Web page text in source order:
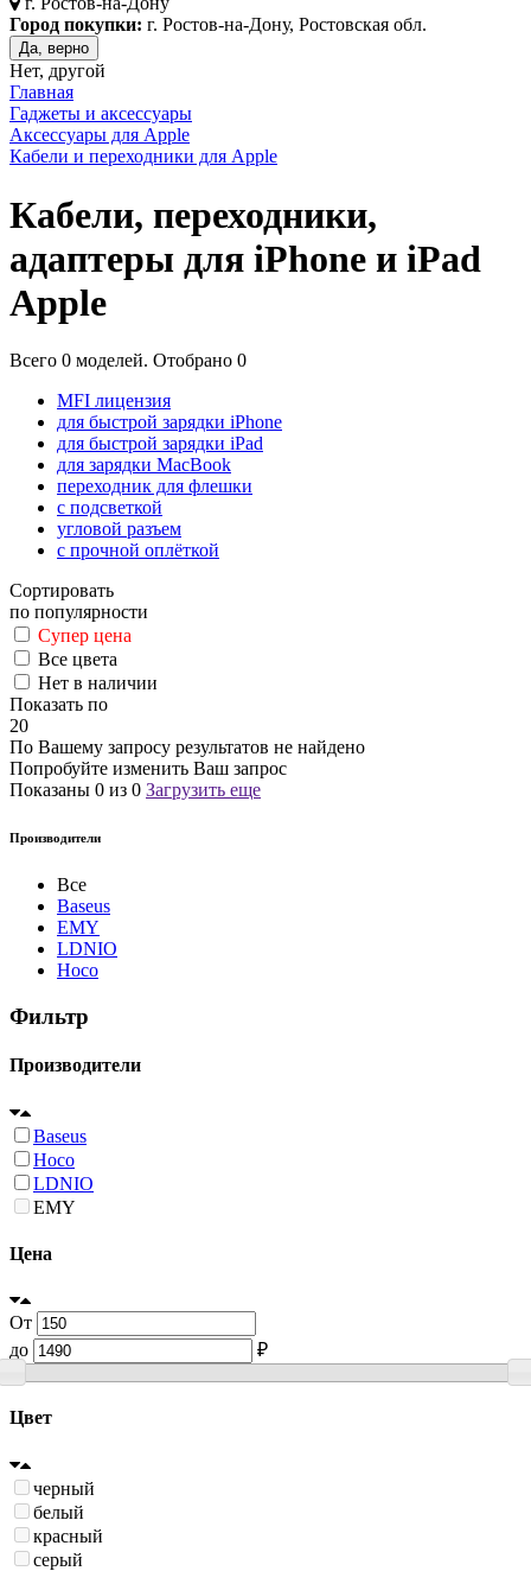
Город покупки: г. Ростов-на-Дону, Ростовская обл.
Да, верно
Нет, другой
Главная
Гаджеты и аксессуары
Аксессуары для Apple
Кабели и переходники для Apple
Кабели, переходники,
адаптеры для iPhone и iPad
Apple
Всего 0 моделей. Отобрано 0
MFI лицензия
для быстрой зарядки iPhone
для быстрой зарядки iPad
для зарядки MacBook
переходник для флешки
с подсветкой
угловой разъем
с прочной оплёткой
Сортировать
по популярности
Супер цена
Все цвета
Нет в наличии
Показать по
20
По Вашему запросу результатов не найдено
Попробуйте изменить Ваш запрос
Показаны 0 из 0 Загрузить еще
Производители
Все
Baseus
EMY
LDNIO
Hoco
Фильтр
Производители
Baseus
Hoco
LDNIO
EMY
Цена
От
до
₽
Цвет
черный
белый
красный
серый